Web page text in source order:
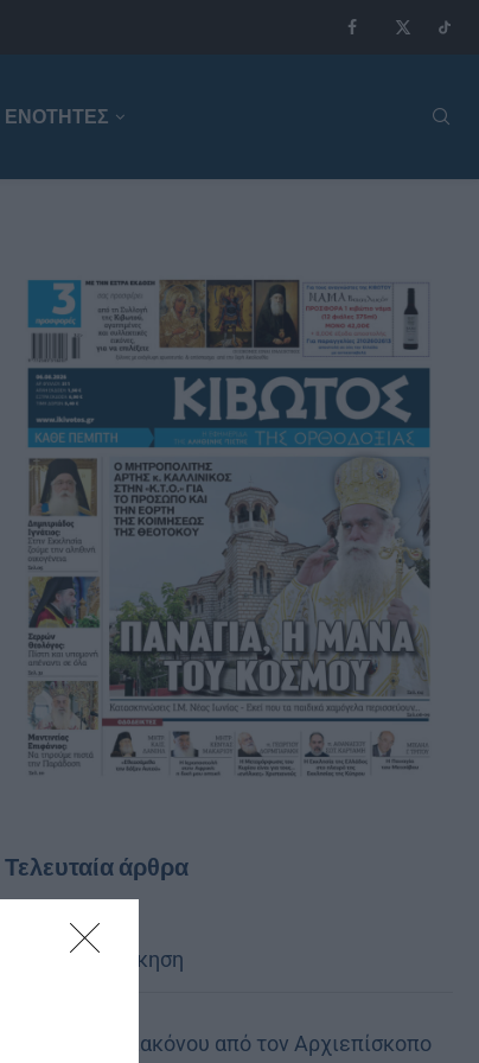
ΕΝΟΤΗΤΕΣ
Τελευταία άρθρα
Κακό και εκδίκηση
Χειροτονία Διακόνου από τον Αρχιεπίσκοπο